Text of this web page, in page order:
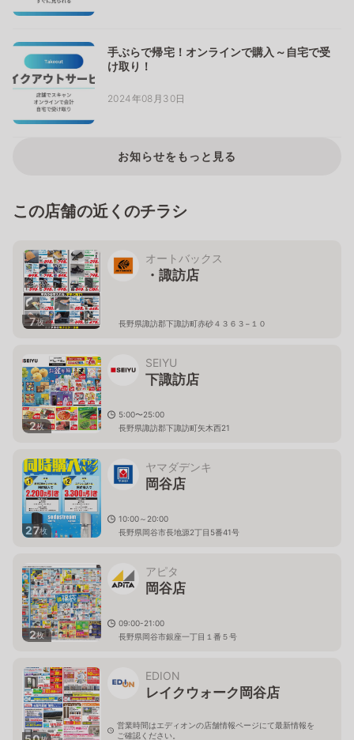
手ぶらで帰宅！オンラインで購入～自宅で受
け取り！
2024年08月30日
お知らせをもっと見る
この店舗の近くのチラシ
7枚
オートバックス
・諏訪店
長野県諏訪郡下諏訪町赤砂４３６３−１０
2枚
SEIYU
下諏訪店
5:00〜25:00
長野県諏訪郡下諏訪町矢木西21
27枚
ヤマダデンキ
岡谷店
10:00～20:00
長野県岡谷市長地源2丁目5番41号
2枚
アピタ
岡谷店
09:00-21:00
長野県岡谷市銀座一丁目１番５号
EDION
レイクウォーク岡谷店
営業時間はエディオンの店舗情報ページにて最新情報を
ご確認ください。